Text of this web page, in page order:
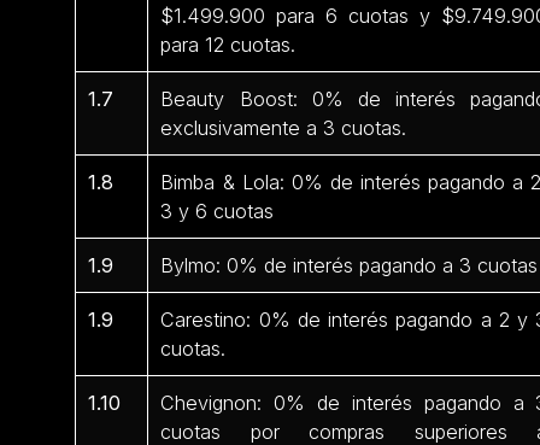
$1.499.900 para 6 cuotas y
para 12 cuotas.
1.7
Beauty Boost: 0% de interés
exclusivamente a 3 cuotas.
1.8
Bimba & Lola: 0% de interés pagando a
3 y 6 cuotas
1.9 Bylmo: 0% de interés pagando a 3 cuotas
1.9
Carestino: 0% de interés pagando a 2 y
cuotas.
1.10
Chevignon: 0% de interés pagando a
cuotas por compras superiores